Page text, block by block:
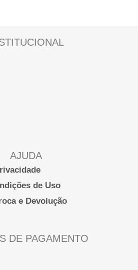
AJUDA
de Uso
e Devolução
DE PAGAMENTO